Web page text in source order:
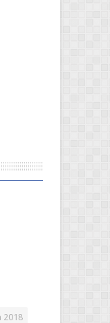
2018